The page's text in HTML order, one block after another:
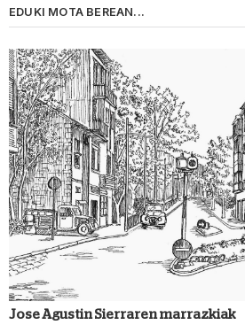
EDUKI MOTA BEREAN...
Jose Agustin Sierraren marrazkiak